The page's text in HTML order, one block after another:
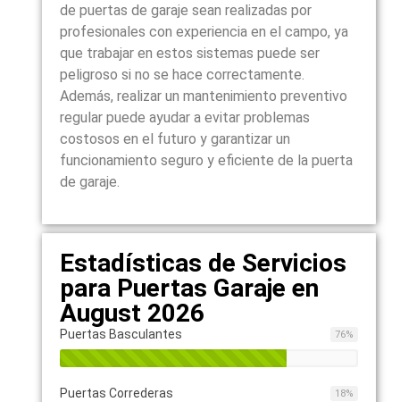
de puertas de garaje sean realizadas por
profesionales con experiencia en el campo, ya
que trabajar en estos sistemas puede ser
peligroso si no se hace correctamente.
Además, realizar un mantenimiento preventivo
regular puede ayudar a evitar problemas
costosos en el futuro y garantizar un
funcionamiento seguro y eficiente de la puerta
de garaje.
Estadísticas de Servicios
para Puertas Garaje en
August 2026
Puertas Basculantes 76%
Puertas Correderas 18%